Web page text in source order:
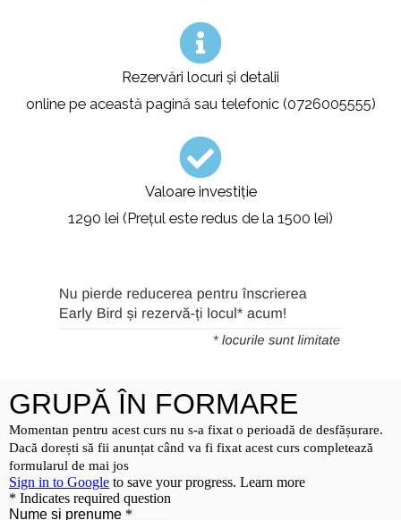
Rezervări locuri și detalii
online pe această pagină sau telefonic (0726005555)
Valoare investiție
1290 lei (Prețul este redus de la 1500 lei)